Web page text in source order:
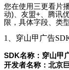
您在使用三更看片
动)、友盟+、腾讯
限，具体字段、类
1、穿山甲广告
SDK名称：穿山甲
开发者名称：北京